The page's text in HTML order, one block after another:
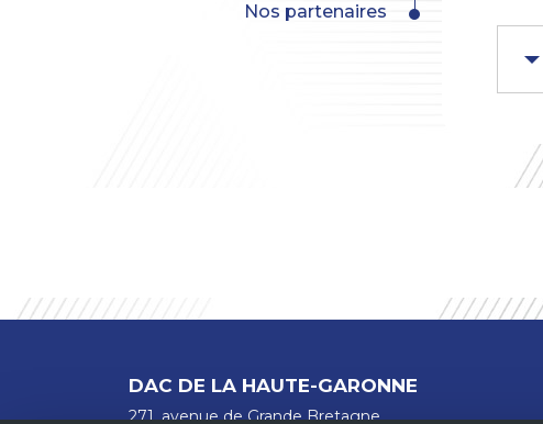
Nos partenaires
DAC DE LA HAUTE-GARONNE
271, avenue de Grande Bretagne